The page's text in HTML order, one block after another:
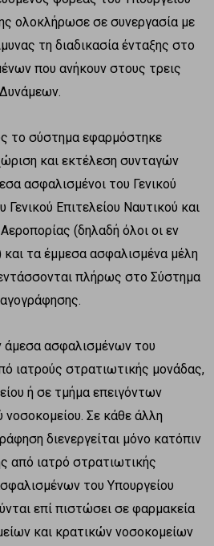
ολοκλήρωσε σε συνεργασία με
τη διαδικασία ένταξης στο
που ανήκουν στους τρεις
το σύστημα εφαρμόστηκε
και εκτέλεση συνταγών
ασφαλισμένοι του Γενικού
Γενικού Επιτελείου Ναυτικού και
(δηλαδή όλοι οι εν
και τα έμμεσα ασφαλισμένα μέλη
πλήρως στο Σύστημα
ασφαλισμένων του
ιατρούς στρατιωτικής μονάδας,
ή σε τμήμα επειγόντων
Σε κάθε άλλη
διενεργείται μόνο κατόπιν
από ιατρό στρατιωτικής
του Υπουργείου
επί πιστώσει σε φαρμακεία
και κρατικών νοσοκομείων